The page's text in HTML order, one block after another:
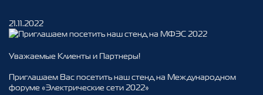
21.11.2022
Уважаемые Клиенты и Партнеры!
Приглашаем Вас посетить наш стенд на Международном
форуме «Электрические сети 2022»